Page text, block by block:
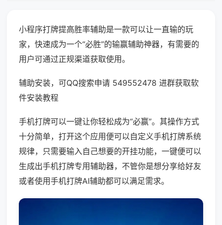
小程序打牌提高胜率辅助是一款可以让一直输的玩
家，快速成为一个“必胜”的输赢辅助神器，有需要的
用户可通过正规渠道获取使用。
辅助安装，可QQ搜索申请 549552478 进群获取软
件安装教程
手机打牌可以一键让你轻松成为“必赢”。其操作方式
十分简单，打开这个应用便可以自定义手机打牌系统
规律，只需要输入自己想要的开挂功能，一键便可以
生成出手机打牌专用辅助器，不管你是想分享给好友
或者使用手机打牌AI辅助都可以满足需求。